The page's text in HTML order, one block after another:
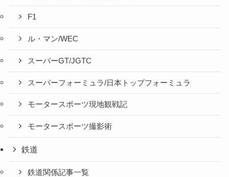
F1
ル・マン/WEC
スーパーGT/JGTC
スーパーフォーミュラ/日本トップフォーミュラ
モータースポーツ現地観戦記
モータースポーツ撮影術
鉄道
鉄道関係記事一覧